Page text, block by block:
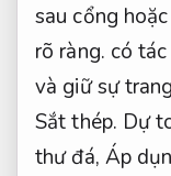
sau cổng
rõ ràng. có
và giữ sự
Sắt thép. Dự
thư đá, Áp